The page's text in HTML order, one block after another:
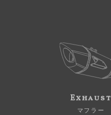
Exhaust
マフラー